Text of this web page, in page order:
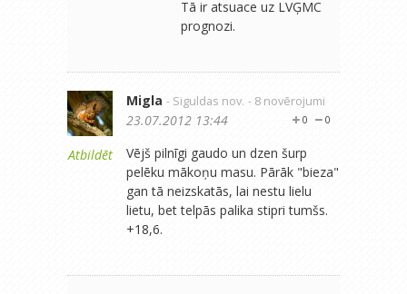
Tā ir atsuace uz LVĢMC
prognozi.
Atbildēt
Migla - Siguldas nov. - 8 novērojumi
0
0
23.07.2012 13:44
Vējš pilnīgi gaudo un dzen šurp
pelēku mākoņu masu. Pārāk "bieza"
gan tā neizskatās, lai nestu lielu
lietu, bet telpās palika stipri tumšs.
+18,6.